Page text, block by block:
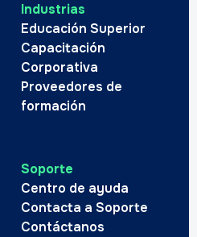
Industrias
Educación Superior
Capacitación
Corporativa
Proveedores de
formación
Soporte
Centro de ayuda
Contacta a Soporte
Contáctanos